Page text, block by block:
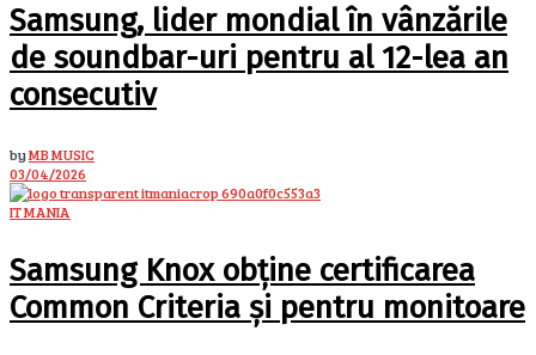
Samsung, lider mondial în vânzările
de soundbar-uri pentru al 12-lea an
consecutiv
byMB MUSIC
03/04/2026
IT MANIA
Samsung Knox obține certificarea
Common Criteria și pentru monitoare